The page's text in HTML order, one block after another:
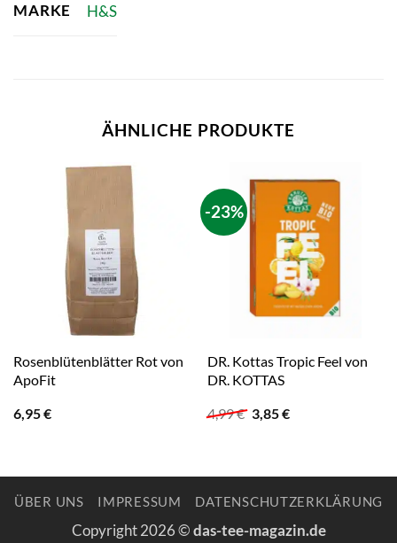
MARKE H&S
ÄHNLICHE PRODUKTE
Rosenblütenblätter Rot von
ApoFit
6,95€
-23%
DR. Kottas Tropic Feel von
DR. KOTTAS
4,99€ Ursprünglicher
Preis
3,85€Aktueller
ÜBER UNS IMPRESSUM DATENSCHUTZERKLÄRUNG
Copyright 2026 ©das-tee-magazin.de